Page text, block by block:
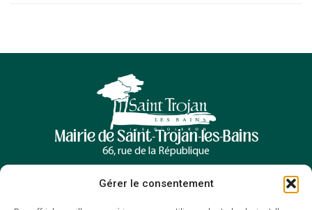
Gérer le consentement
Mairie de Saint-Trojan-les-Bains
66, rue de la République
05 46 76 00 30